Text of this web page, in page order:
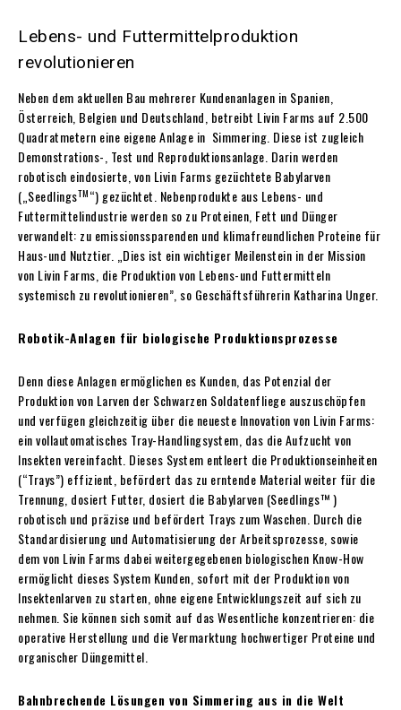
Lebens- und Futtermittelproduktion
revolutionieren
Neben dem aktuellen Bau mehrerer Kundenanlagen in Spanien,
Österreich, Belgien und Deutschland, betreibt Livin Farms auf 2.500
Quadratmetern eine eigene Anlage in Simmering. Diese ist zugleich
Demonstrations-, Test und Reproduktionsanlage. Darin werden
robotisch eindosierte, von Livin Farms gezüchtete Babylarven
(„SeedlingsTM“) gezüchtet. Nebenprodukte aus Lebens- und
Futtermittelindustrie werden so zu Proteinen, Fett und Dünger
verwandelt: zu emissionssparenden und klimafreundlichen Proteine für
Haus-und Nutztier. „Dies ist ein wichtiger Meilenstein in der Mission
von Livin Farms, die Produktion von Lebens-und Futtermitteln
systemisch zu revolutionieren”, so Geschäftsführerin Katharina Unger.
Robotik-Anlagen für biologische Produktionsprozesse
Denn diese Anlagen ermöglichen es Kunden, das Potenzial der
Produktion von Larven der Schwarzen Soldatenfliege auszuschöpfen
und verfügen gleichzeitig über die neueste Innovation von Livin Farms:
ein vollautomatisches Tray-Handlingsystem, das die Aufzucht von
Insekten vereinfacht. Dieses System entleert die Produktionseinheiten
(“Trays”) effizient, befördert das zu erntende Material weiter für die
Trennung, dosiert Futter, dosiert die Babylarven (Seedlings™ )
robotisch und präzise und befördert Trays zum Waschen. Durch die
Standardisierung und Automatisierung der Arbeitsprozesse, sowie
dem von Livin Farms dabei weitergegebenen biologischen Know-How
ermöglicht dieses System Kunden, sofort mit der Produktion von
Insektenlarven zu starten, ohne eigene Entwicklungszeit auf sich zu
nehmen. Sie können sich somit auf das Wesentliche konzentrieren: die
operative Herstellung und die Vermarktung hochwertiger Proteine und
organischer Düngemittel.
Bahnbrechende Lösungen von Simmering aus in die Welt